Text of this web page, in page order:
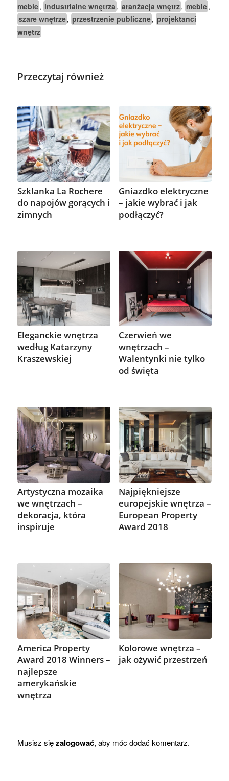
meble, industrialne wnętrza , aranżacja wnętrz, meble,
szare wnętrze, przestrzenie publiczne, projektanci
wnętrz
Przeczytaj również
Szklanka La Rochere
do napojów gorących i
zimnych
Gniazdko elektryczne
– jakie wybrać i jak
podłączyć?
Eleganckie wnętrza
według Katarzyny
Kraszewskiej
Czerwień we
wnętrzach –
Walentynki nie tylko
od święta
Artystyczna mozaika
we wnętrzach –
dekoracja, która
inspiruje
Najpiękniejsze
europejskie wnętrza –
European Property
Award 2018
America Property
Award 2018 Winners –
najlepsze
amerykańskie
wnętrza
Kolorowe wnętrza –
jak ożywić przestrzeń
Musisz sięzalogować, aby móc dodać komentarz.